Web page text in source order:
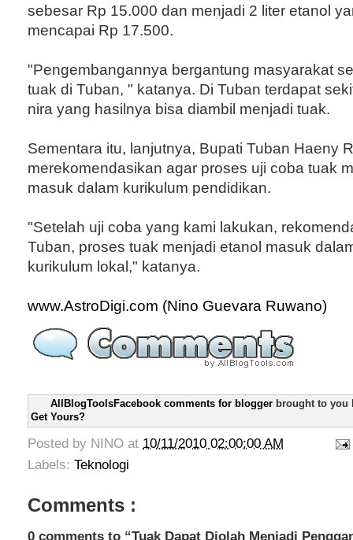
sebesar Rp 15.000 dan menjadi 2 liter etanol
mencapai Rp 17.500.
"Pengembangannya bergantung masyarakat
tuak di Tuban, " katanya. Di Tuban terdapat
nira yang hasilnya bisa diambil menjadi tuak.
Sementara itu, lanjutnya, Bupati Tuban Haeny
merekomendasikan agar proses uji coba tuak
masuk dalam kurikulum pendidikan.
"Setelah uji coba yang kami lakukan,
Tuban, proses tuak menjadi etanol masuk
kurikulum lokal," katanya.
www.AstroDigi.com (Nino Guevara Ruwano)
AllBlogToolsFacebook comments for blogger brought to you
Get Yours?
Posted by NINO at 10/11/2010 02:00:00 AM
Labels: Teknologi
Comments :
0 comments to “Tuak Dapat Diolah Menjadi